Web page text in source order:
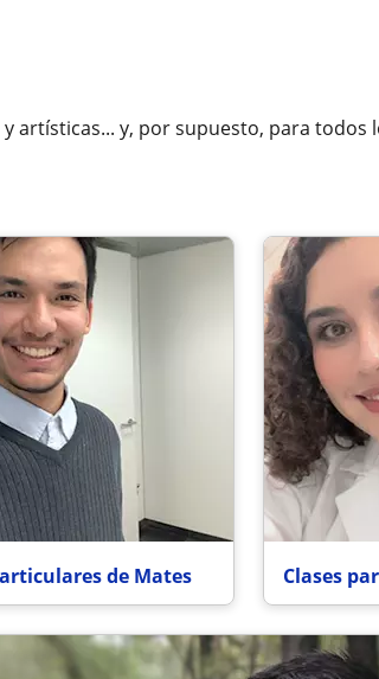
artísticas... y, por supuesto, para todos
de Mates Clases